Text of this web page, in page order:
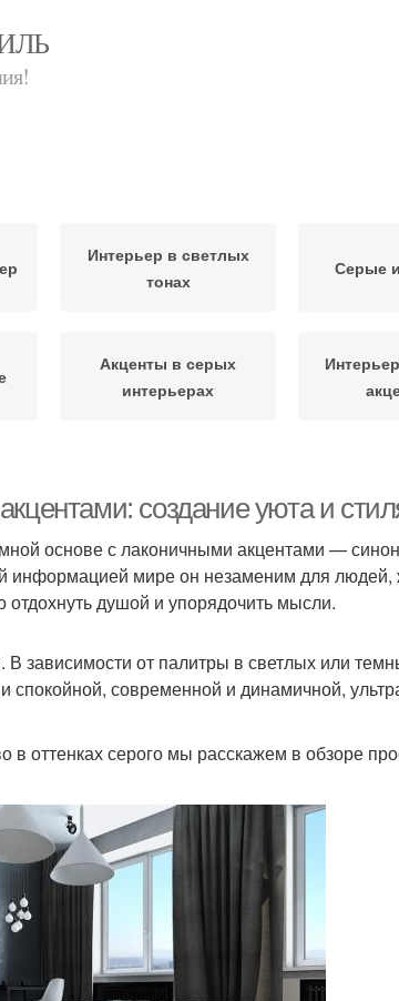
Интерьер в светлых
тонах
Серые
Акценты в серых
интерьерах
интерьеров
создание уюта и
основе с лаконичными акцентами —
информацией мире он незаменим для
душой и упорядочить мысли.
зависимости от палитры в светлых или
современной и динамичной,
в оттенках серого мы расскажем в обзоре